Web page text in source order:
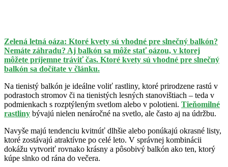
Zelená letná oáza: Ktoré kvety sú vhodné pre slnečný balkón?
Nemáte záhradu? Aj balkón sa môže stať oázou, v ktorej
môžete príjemne tráviť čas. Ktoré kvety sú vhodné pre slnečný
balkón sa dočítate v článku.
Na tienistý balkón je ideálne voliť rastliny, ktoré prirodzene rastú v
podrastoch stromov či na tienistých lesných stanovištiach – teda v
podmienkach s rozptýleným svetlom alebo v polotieni. Tieňomilné
rastliny bývajú nielen nenáročné na svetlo, ale často aj na údržbu.
Navyše majú tendenciu kvitnúť dlhšie alebo ponúkajú okrasné listy,
ktoré zostávajú atraktívne po celé leto. V správnej kombinácii
dokážu vytvoriť rovnako krásny a pôsobivý balkón ako ten, ktorý
kúpe slnko od rána do večera.